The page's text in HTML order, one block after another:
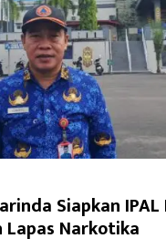
Siapkan
Narkotika